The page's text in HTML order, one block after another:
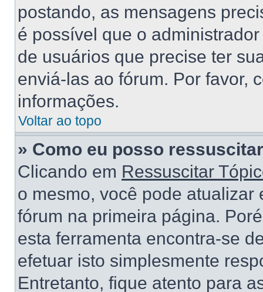
postando, as mensagens
é possível que o
de usuários que precise ter
enviá-las ao fórum. Por favor,
informações.
Voltar ao topo
» Como eu posso
Clicando em Ressuscitar
o mesmo, você pode
fórum na primeira página.
esta ferramenta encontra-se
efetuar isto simplesmente
Entretanto, fique atento para